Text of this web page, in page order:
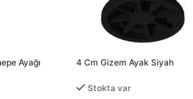
Ayağı
4 Cm Gizem Ayak Siyah
Stokta var